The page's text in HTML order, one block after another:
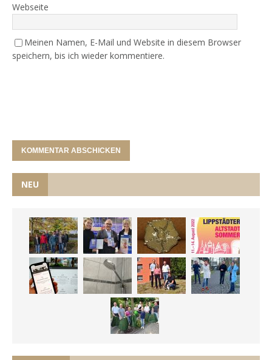
Webseite
Meinen Namen, E-Mail und Website in diesem Browser
speichern, bis ich wieder kommentiere.
NEU